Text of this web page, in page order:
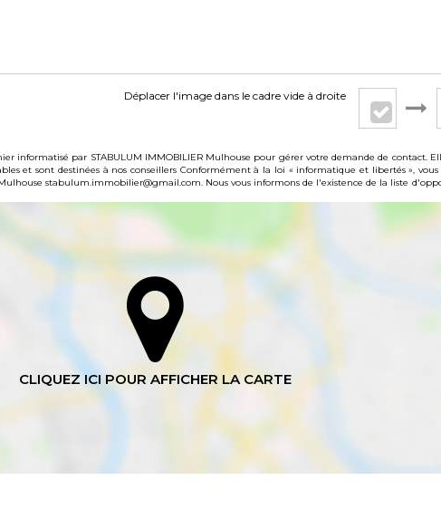
Déplacer l'image dans le cadre vide à droite
informatisé par STABULUM IMMOBILIER Mulhouse pour gérer votre demande de contact.
et sont destinées à nos conseillers Conformément à la loi « informatique et libertés »,
stabulum.immobilier@gmail.com. Nous vous informons de l'existence de la liste